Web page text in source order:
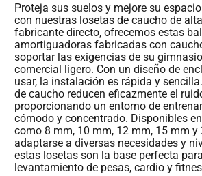
Proteja sus suelos y mejore su
con nuestras losetas de caucho de
fabricante directo, ofrecemos estas
amortiguadoras fabricadas con
soportar las exigencias de su
comercial ligero. Con un diseño de
usar, la instalación es rápida y
de caucho reducen eficazmente el
proporcionando un entorno de
cómodo y concentrado. Disponibles
como 8 mm, 10 mm, 12 mm, 15 mm y
adaptarse a diversas necesidades y
estas losetas son la base perfecta
levantamiento de pesas, cardio y